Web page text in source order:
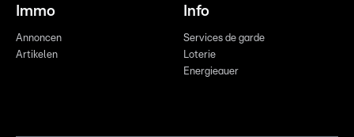
Immo
Annoncen
Artikelen
Info
Services de garde
Loterie
Energieauer